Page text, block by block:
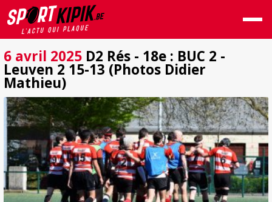
6 avril 2025 D2 Rés - 18e : BUC 2 -
Leuven 2 15-13 (Photos Didier
Mathieu)